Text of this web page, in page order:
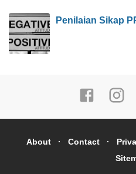
Penilaian Sikap
About Contact